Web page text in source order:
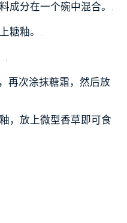
成分在一个碗中混合。.
糖釉。.
.
再次涂抹糖霜，然后放
，放上微型香草即可食